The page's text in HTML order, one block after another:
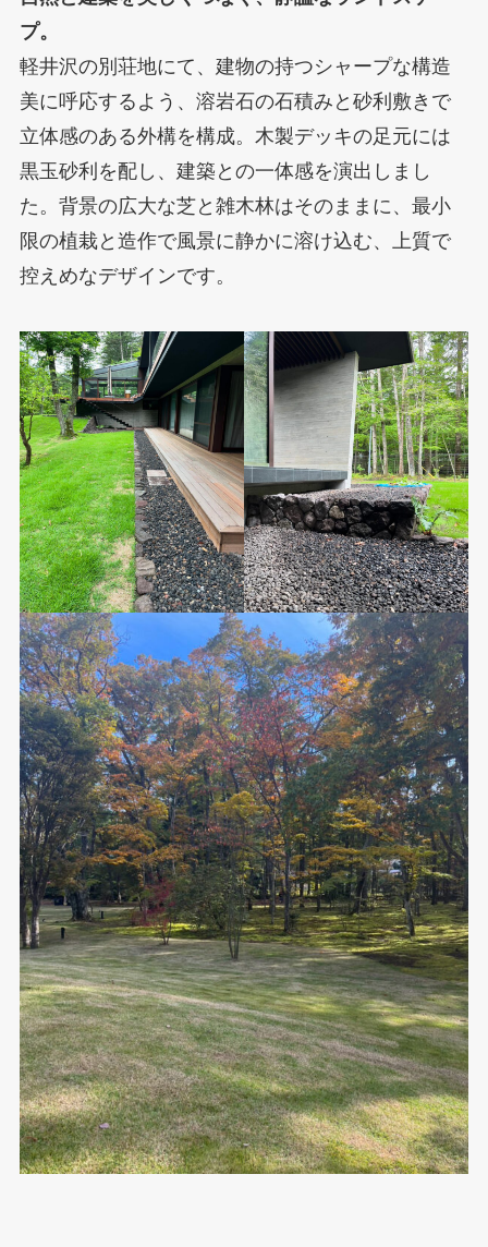
プ。
軽井沢の別荘地にて、建物の持つシャープな構造
美に呼応するよう、溶岩石の石積みと砂利敷きで
立体感のある外構を構成。木製デッキの足元には
黒玉砂利を配し、建築との一体感を演出しまし
た。背景の広大な芝と雑木林はそのままに、最小
限の植栽と造作で風景に静かに溶け込む、上質で
控えめなデザインです。